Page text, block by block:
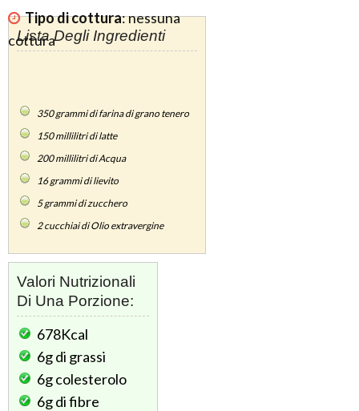
Tipo di cottura:nessuna
cottura
Lista Degli Ingredienti
350grammi di farina di grano tenero
150millilitri di latte
200millilitri di Acqua
16grammi di lievito
5grammi di zucchero
2cucchiai di Olio extravergine
Valori Nutrizionali
Di Una Porzione:
678Kcal
6gdi grassi
6gcolesterolo
6gdi fibre